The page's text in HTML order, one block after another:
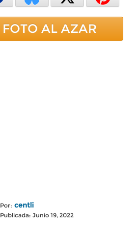
FOTO AL AZAR
Por: centli
Publicada: Junio 19, 2022